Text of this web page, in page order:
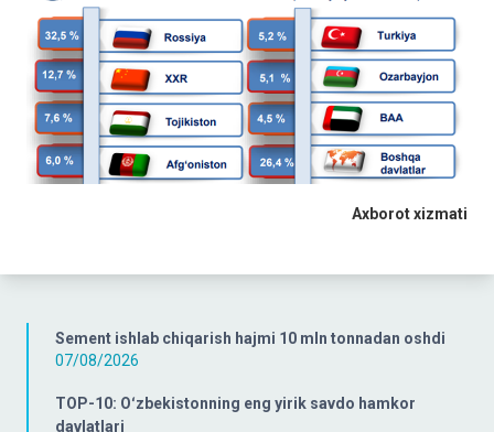
Sement ishlab chiqarish hajmi 10 mln tonnadan oshdi
07/08/2026
TOP-10: Oʻzbekistonning eng yirik savdo hamkor
davlatlari
Axborot xizmati